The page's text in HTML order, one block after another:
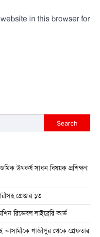
in this browser for
Search
উৎকর্ষ সাধন বিষয়ক প্রশিক্ষণ
গ্রেপ্তার ১৩
রিডেবল লাইব্রেরি কার্ড
আসামীকে গাজীপুর থেকে গ্রেফতার